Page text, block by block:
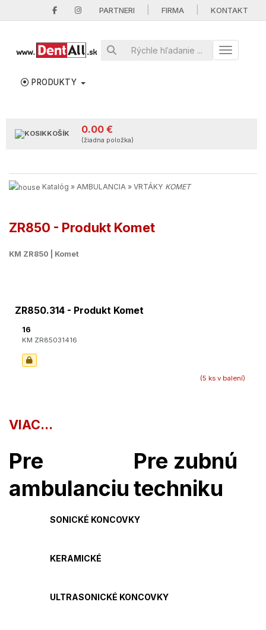
PARTNERI FIRMA KONTAKT
Toggle
PRODUKTY
KOŠÍK 0.00 €
(žiadna položka)
Katalóg » AMBULANCIA » VRTÁKY KOMET
ZR850 - Produkt Komet
KM ZR850 | Komet
ZR850.314 - Produkt Komet
16
KM ZR85031416
(5 ks v balení)
VIAC...
Pre
ambulanciu
Pre zubnú
techniku
SONICKÉ KONCOVKY
KERAMICKÉ
ULTRASONICKÉ KONCOVKY